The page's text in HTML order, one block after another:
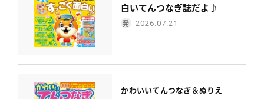
白いてんつなぎ誌だよ♪
2026.07.21
かわいいてんつなぎ＆ぬりえ